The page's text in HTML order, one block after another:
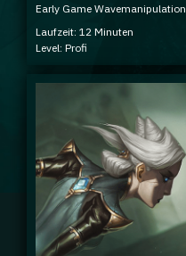
Early Game Wavemanipulation
Laufzeit: 12 Minuten
Level: Profi